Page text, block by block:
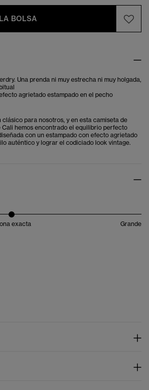
BOLSA
Una prenda ni muy estrecha ni muy holgada,
agrietado estampado en el pecho
para nosotros, y en esta camiseta de
hemos encontrado el equilibrio perfecto
con un estampado con efecto agrietado
auténtico y lograr el codiciado look vintage.
exacta Grande